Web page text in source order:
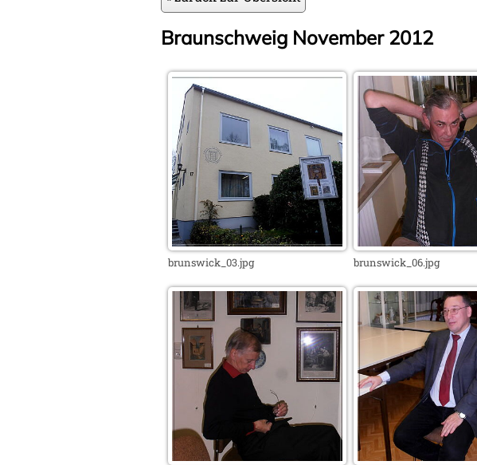
Braunschweig November 2012
brunswick_03.jpg brunswick_06.jpg